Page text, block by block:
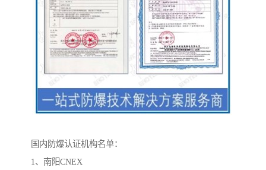
国内防爆认证机构名单：
1、南阳CNEX